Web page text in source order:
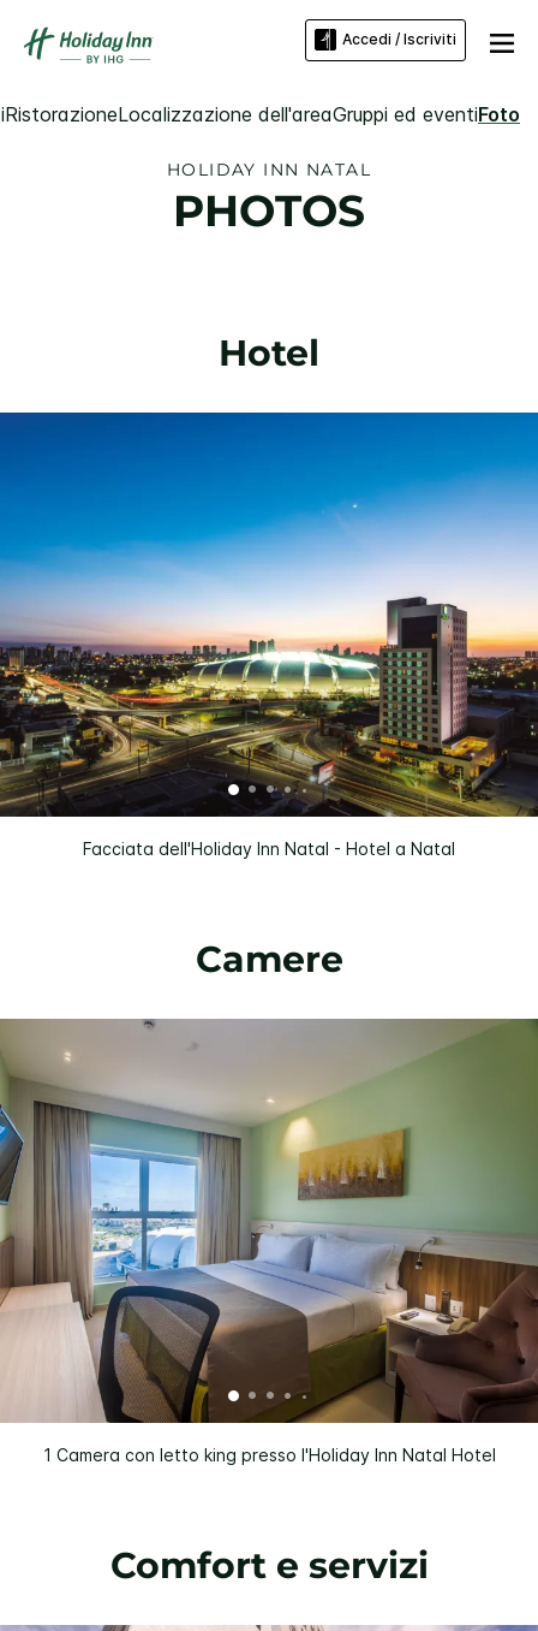
Accedi / Iscriviti
RistorazioneLocalizzazione dell'areaGruppi ed eventiFoto
HOLIDAY INN NATAL
PHOTOS
Hotel
Facciata dell'Holiday Inn Natal - Hotel a Natal
Camere
1 Camera con letto king presso l'Holiday Inn Natal Hotel
Comfort e servizi